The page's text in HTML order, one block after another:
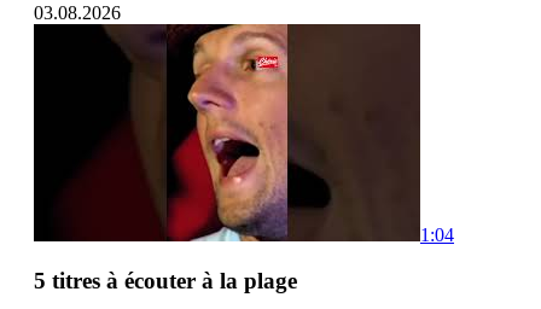
03.08.2026
1:04
5 titres à écouter à la plage